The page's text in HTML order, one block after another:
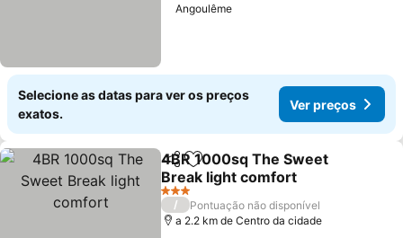
Angoulême
Selecione as datas para ver os preços
exatos.
Ver preços
PartilharAdicionar aos favoritos
4BR 1000sq The Sweet
Break light comfort
3 Estrelas
/
Pontuação não disponível
a 2.2 km de Centro da cidade